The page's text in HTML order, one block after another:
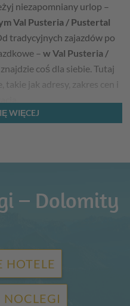
niezapomniany urlop –
Val Pusteria / Pustertal
tradycyjnych zajazdów po
– w Val Pusteria /
coś dla siebie. Tutaj
jak adresy, zakres cen i
WIĘCEJ
– Dolomity
HOTELE
NOCLEGI